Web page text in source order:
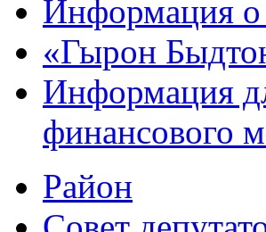
Информация о
«Гырон
Информация
финансового
Район